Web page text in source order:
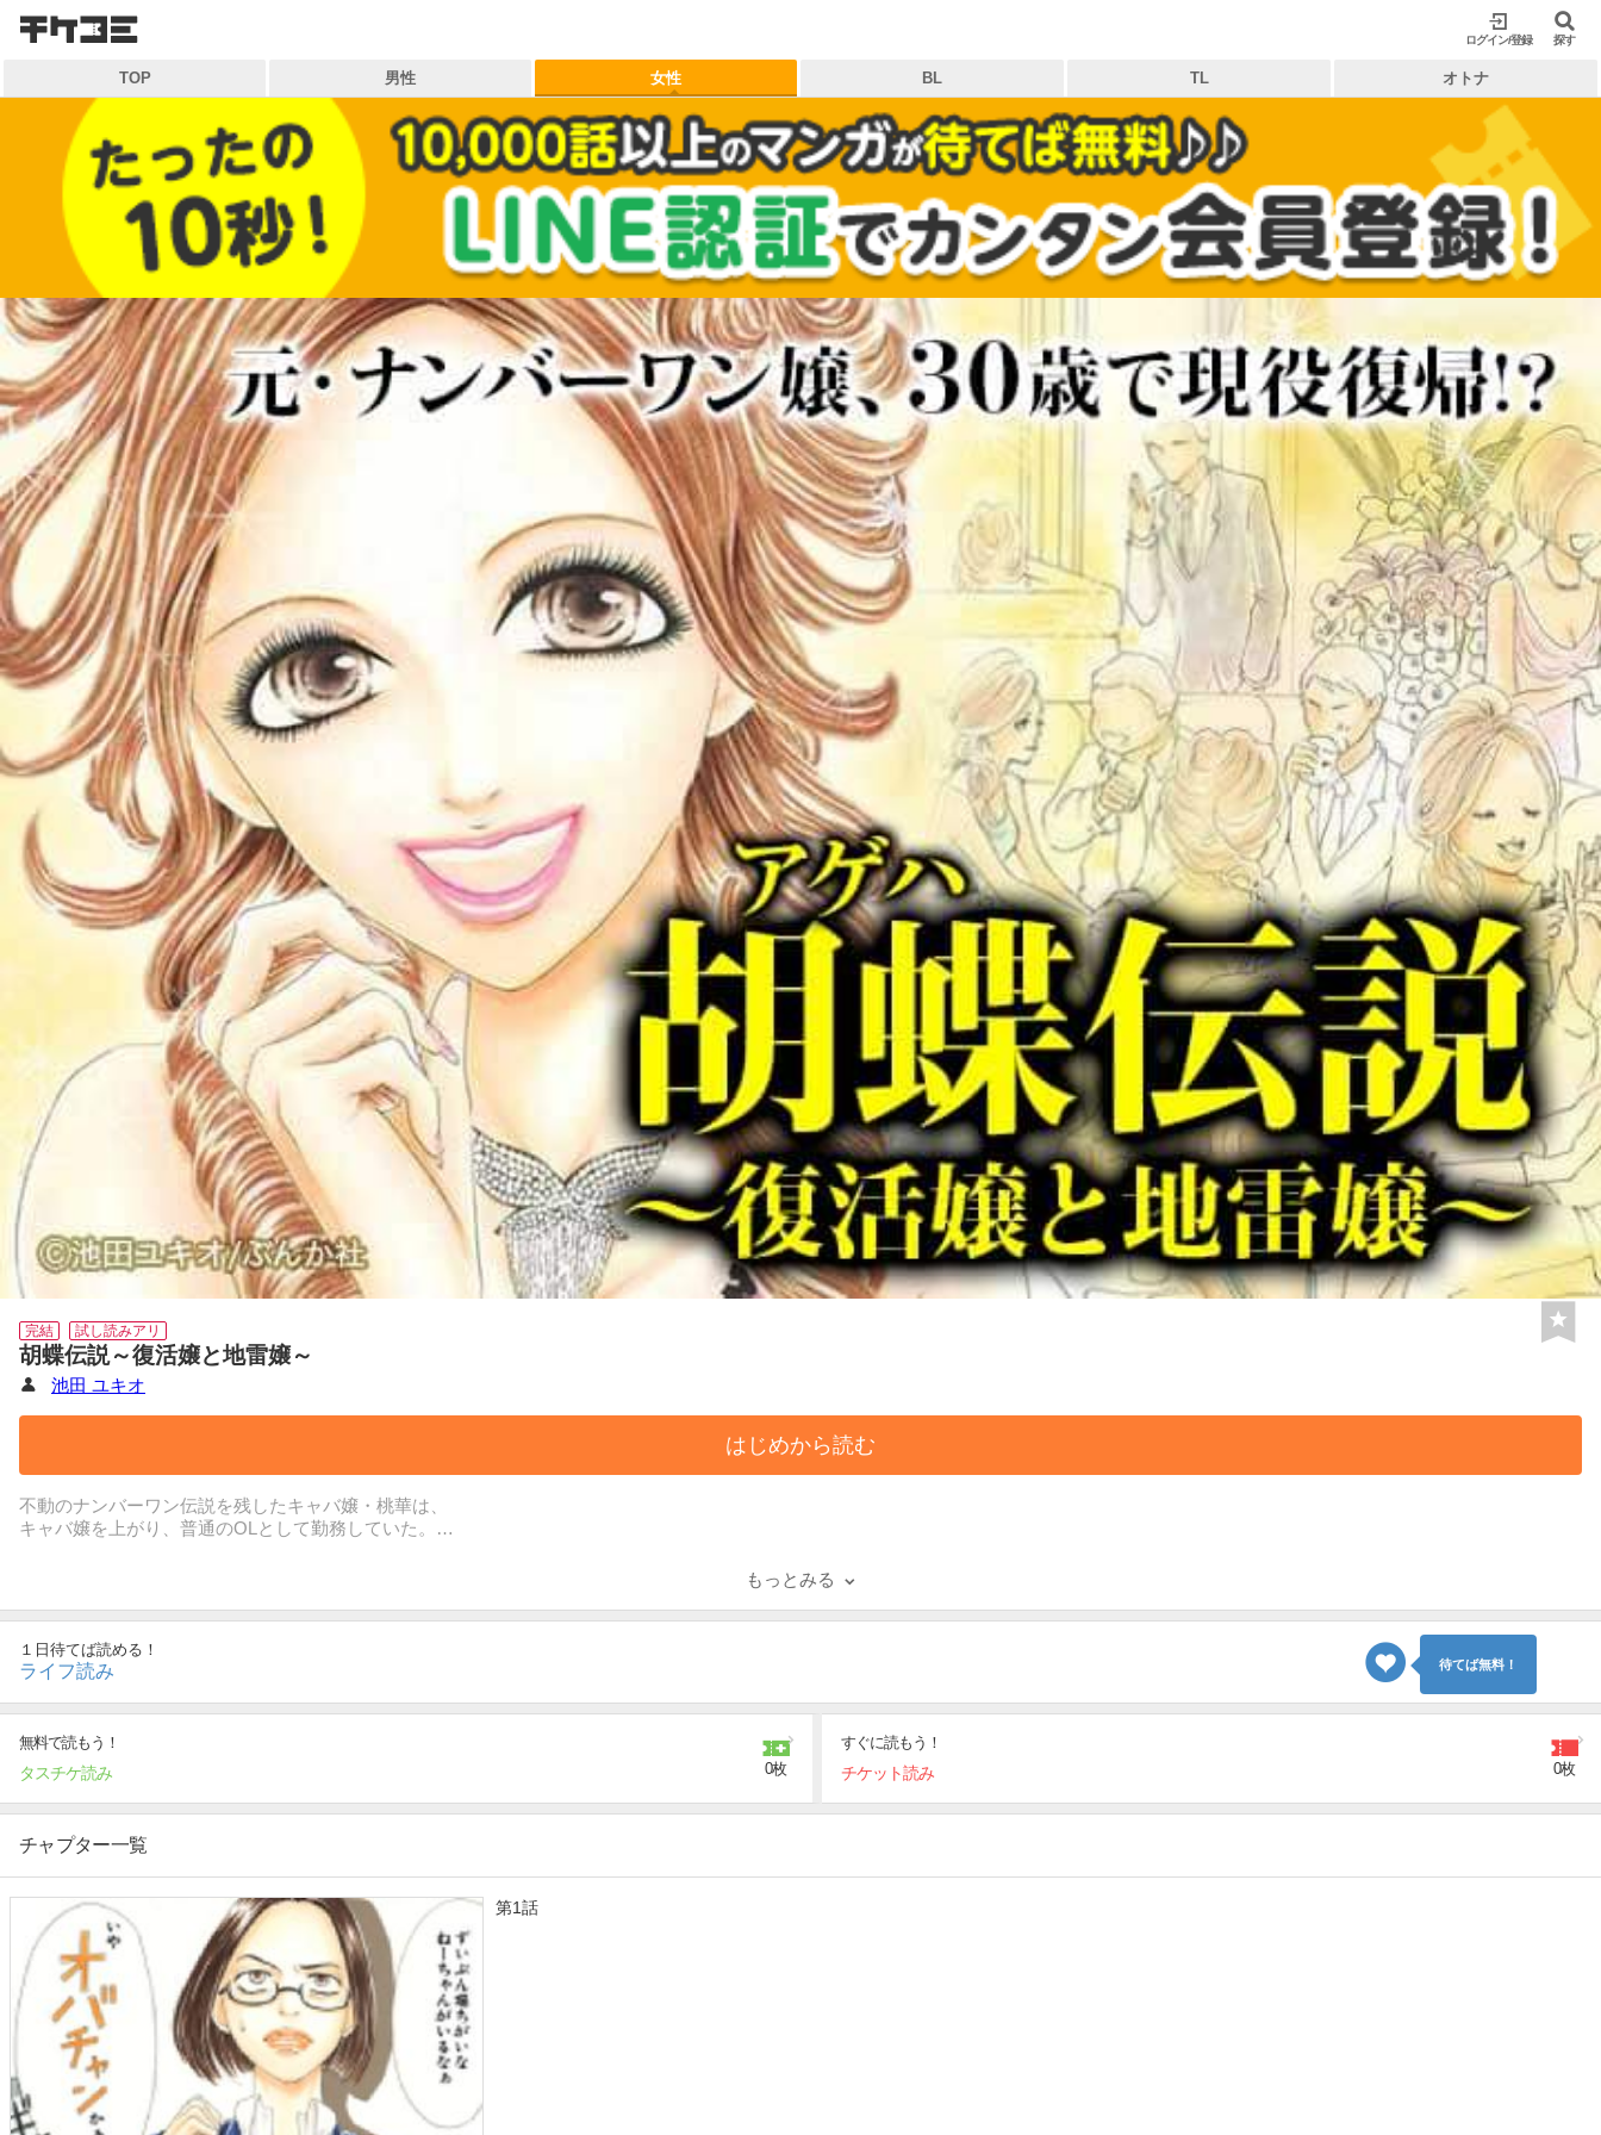
ログイン/登録 探す
TOP 男性 女性 BL TL オトナ
完結 試し読みアリ
胡蝶伝説～復活嬢と地雷嬢～
池田 ユキオ
はじめから読む
不動のナンバーワン伝説を残したキャバ嬢・桃華は、
キャバ嬢を上がり、普通のOLとして勤務していた。
30過ぎた華子がキャバ嬢として復活することになってしまい!?
逃げた彼氏の行き先は!?
彼氏の浮気相手である、枕営業のキャバ嬢とのバトルは!?
もっとみる
１日待てば読める！
ライフ読み 待てば無料！
無料で読もう！
タスチケ読み 0枚
すぐに読もう！
チケット読み 0枚
チャプター一覧
第1話
検索
閉じる
キーワードから探す
各一覧から探す
ジャンル タグ
作品
雑誌 出版社
マイ本棚から探す
最近読んだ作品 お気に入り